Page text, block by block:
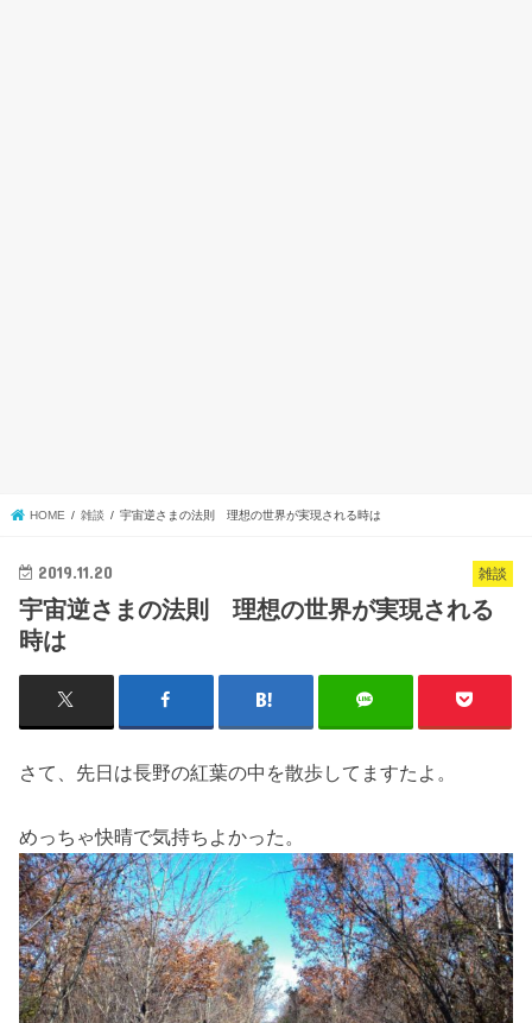
HOME 雑談 宇宙逆さまの法則 理想の世界が実現される時は
雑談
2019.11.20
宇宙逆さまの法則 理想の世界が実現される
時は
さて、先日は長野の紅葉の中を散歩してますたよ。
めっちゃ快晴で気持ちよかった。